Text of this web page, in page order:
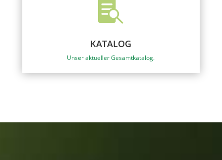

KATALOG
Unser aktueller Gesamtkatalog.